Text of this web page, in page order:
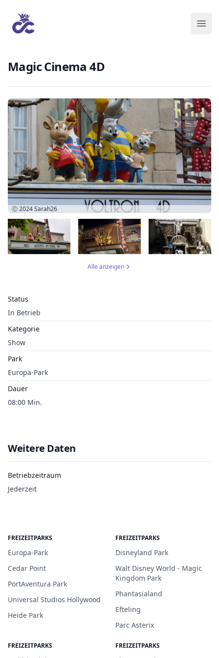
Magic Cinema 4D
Status
In Betrieb
Kategorie
Show
Park
Europa-Park
Dauer
08:00 Min.
Ⓒ 2024Sarah26
Alle anzeigen
Weitere Daten
Betriebzeitraum
Jederzeit
FREIZEITPARKS
Europa-Park
Cedar Point
PortAventura Park
Universal Studios Hollywood
Heide Park
FREIZEITPARKS
Disneyland Park
Walt Disney World - Magic
Kingdom Park
Phantasialand
Efteling
Parc Asterix
FREIZEITPARKS FREIZEITPARKS